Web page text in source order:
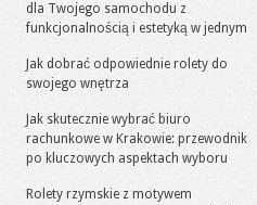
dla Twojego samochodu z
funkcjonalnością i estetyką w jednym
Jak dobrać odpowiednie rolety do
swojego wnętrza
Jak skutecznie wybrać biuro
rachunkowe w Krakowie: przewodnik
po kluczowych aspektach wyboru
Rolety rzymskie z motywem